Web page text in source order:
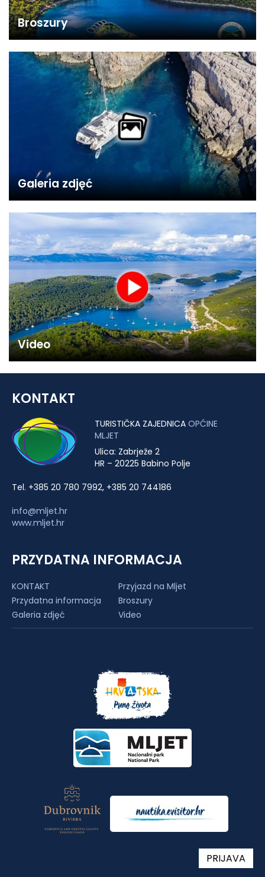
Broszury
Galeria zdjęć
Video
KONTAKT
TURISTIČKA ZAJEDNICA OPĆINE
MLJET
Ulica: Zabrježe 2
HR – 20225 Babino Polje
Tel. +385 20 780 7992, +385 20 744186
info@mljet.hr
www.mljet.hr
PRZYDATNA INFORMACJA
KONTAKT
Przyjazd na Mljet
Przydatna informacja
Broszury
Galeria zdjęć
Video
PRIJAVA